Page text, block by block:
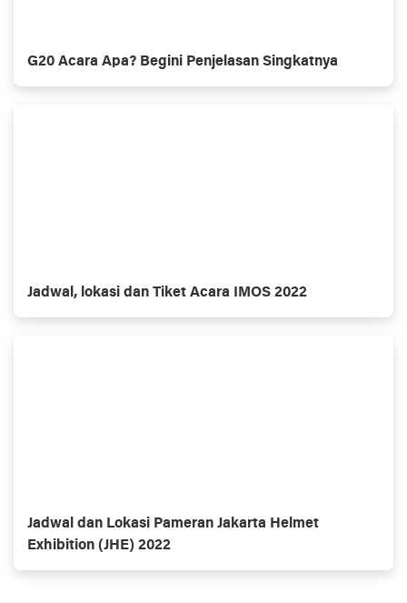
G20 Acara Apa? Begini Penjelasan Singkatnya
Jadwal, lokasi dan Tiket Acara IMOS 2022
Jadwal dan Lokasi Pameran Jakarta Helmet
Exhibition (JHE) 2022